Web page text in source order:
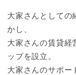
大家さんとしての
かし、
大家さんの賃貸
ップを設立。
大家さんのサポー